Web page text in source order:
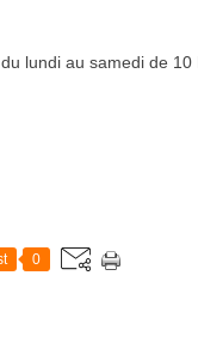
lundi au samedi de 10
0